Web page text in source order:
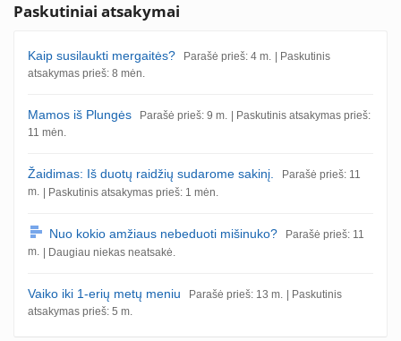
Paskutiniai atsakymai
Kaip susilaukti mergaitės? Parašė prieš: 4 m. | Paskutinis
atsakymas prieš: 8 mėn.
Mamos iš Plungės Parašė prieš: 9 m. | Paskutinis atsakymas prieš:
11 mėn.
Žaidimas: Iš duotų raidžių sudarome sakinį. Parašė prieš: 11
m. | Paskutinis atsakymas prieš: 1 mėn.
Nuo kokio amžiaus nebeduoti mišinuko? Parašė prieš: 11
m. | Daugiau niekas neatsakė.
Vaiko iki 1-erių metų meniu Parašė prieš: 13 m. | Paskutinis
atsakymas prieš: 5 m.